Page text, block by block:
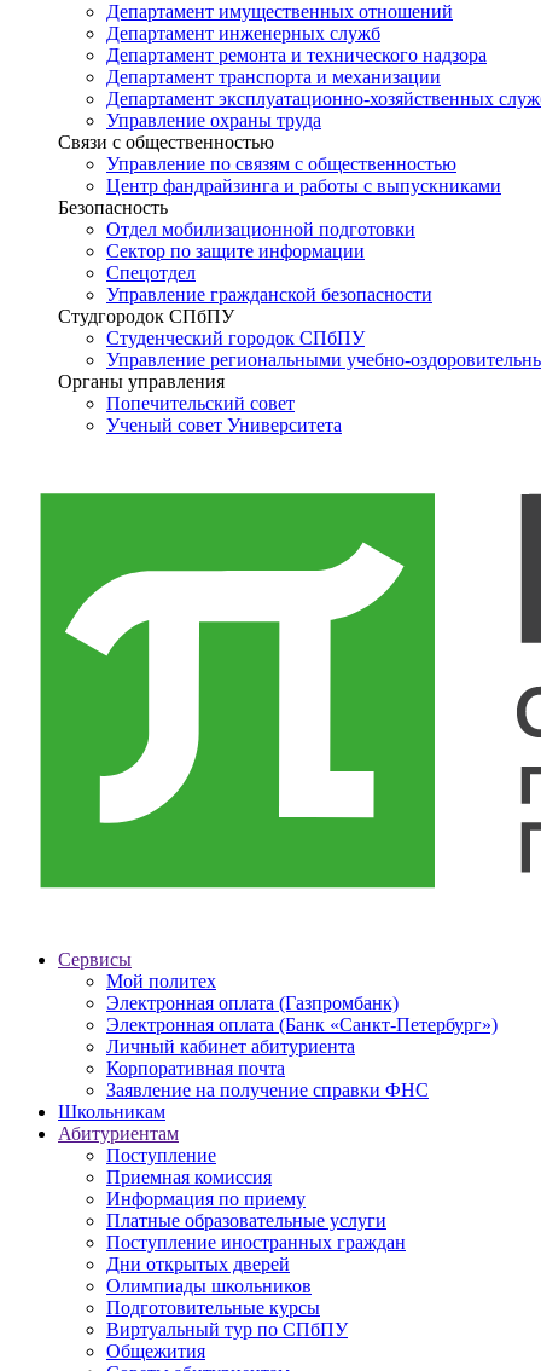
Департамент имущественных отношений
Департамент инженерных служб
Департамент ремонта и технического надзора
Департамент транспорта и механизации
Департамент эксплуатационно-хозяйственных
Управление охраны труда
Связи с общественностью
Управление по связям с общественностью
Центр фандрайзинга и работы с выпускниками
Безопасность
Отдел мобилизационной подготовки
Сектор по защите информации
Спецотдел
Управление гражданской безопасности
Студгородок СПбПУ
Студенческий городок СПбПУ
Управление региональными учебно-
Органы управления
Попечительский совет
Ученый совет Университета
Сервисы
Мой политех
Электронная оплата (Газпромбанк)
Электронная оплата (Банк «Санкт-Петербург»)
Личный кабинет абитуриента
Корпоративная почта
Заявление на получение справки ФНС
Школьникам
Абитуриентам
Поступление
Приемная комиссия
Информация по приему
Платные образовательные услуги
Поступление иностранных граждан
Дни открытых дверей
Олимпиады школьников
Подготовительные курсы
Виртуальный тур по СПбПУ
Общежития